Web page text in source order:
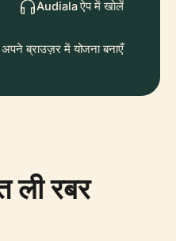
Audiala ऐप में खोलें
अपने ब्राउज़र में योजना बनाएँ
ली रबर